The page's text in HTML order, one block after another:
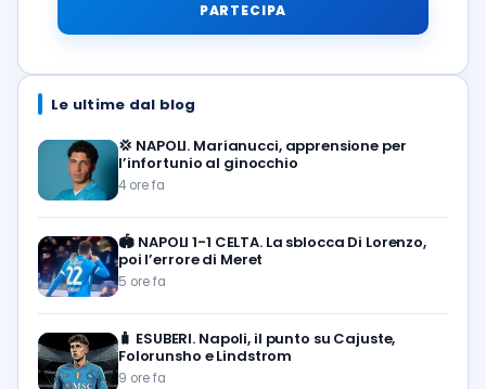
PARTECIPA
Le ultime dal blog
💢 NAPOLI. Marianucci, apprensione per
l’infortunio al ginocchio
4 ore fa
🏟️ NAPOLI 1-1 CELTA. La sblocca Di Lorenzo,
poi l’errore di Meret
5 ore fa
🧳 ESUBERI. Napoli, il punto su Cajuste,
Folorunsho e Lindstrom
9 ore fa